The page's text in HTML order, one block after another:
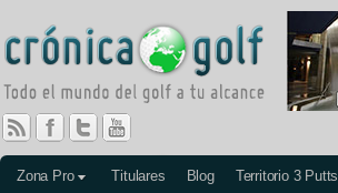
Zona Pro Titulares Blog Territorio 3 Putts